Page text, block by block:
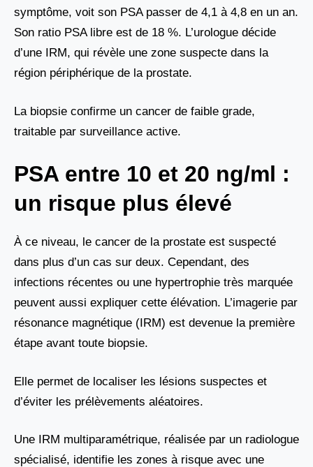
symptôme, voit son PSA passer de 4,1 à 4,8 en un an.
Son ratio PSA libre est de 18 %. L’urologue décide
d’une IRM, qui révèle une zone suspecte dans la
région périphérique de la prostate.
La biopsie confirme un cancer de faible grade,
traitable par surveillance active.
PSA entre 10 et 20 ng/ml :
un risque plus élevé
À ce niveau, le cancer de la prostate est suspecté
dans plus d’un cas sur deux. Cependant, des
infections récentes ou une hypertrophie très marquée
peuvent aussi expliquer cette élévation. L’imagerie par
résonance magnétique (IRM) est devenue la première
étape avant toute biopsie.
Elle permet de localiser les lésions suspectes et
d’éviter les prélèvements aléatoires.
Une IRM multiparamétrique, réalisée par un radiologue
spécialisé, identifie les zones à risque avec une